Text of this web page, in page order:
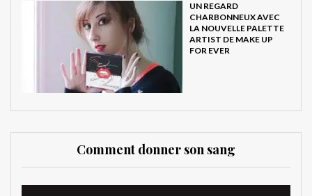
UN REGARD
CHARBONNEUX AVEC
LA NOUVELLE PALETTE
ARTIST DE MAKE UP
FOR EVER
Comment donner son sang